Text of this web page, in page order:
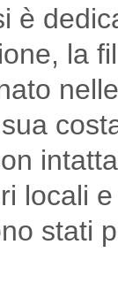
è
la
locali
stati